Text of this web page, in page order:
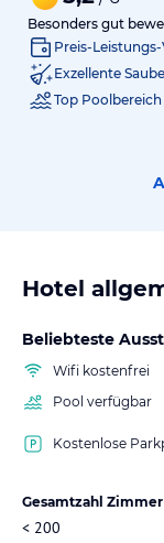
Besonders gut
Preis-
Exzellente
Top Poolbereich
Hotel
Beliebteste
Wifi kostenfrei
Pool verfügbar
Kostenlose
Gesamtzahl Zimmer
< 200